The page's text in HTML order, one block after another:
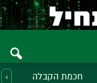
חכמת הקבלה ‹